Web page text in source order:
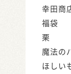
幸田商
福袋
栗
魔法の
ほしい